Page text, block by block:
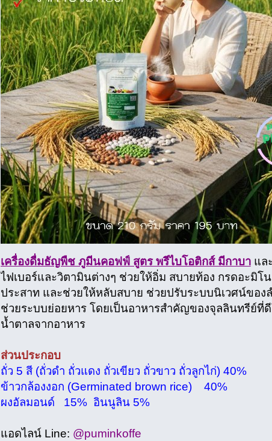
เครื่องดื่มธัญพืช ภูมีนคอฟฟ์ สูตร พรีไบโอติกส์ มีกาบา แล
ไฟเบอร์และวิตามินต่างๆ ช่วยให้อิ่ม สบายท้อง กรดอะมิโ
ประสาท และช่วยให้หลับสบาย ช่วยปรับระบบนิเวศน์ขอ
ช่วยระบบย่อยหาร โดยเป็นอาหารสำคัญของจุลลินทรีย์ที่
น้ำตาลจากอาหาร
ส่วนประกอบ
ถั่ว 5 สี (ถั่วดำ ถั่วแดง ถั่วเขียว ถั่วขาว ถั่วลูกไก่) 40%
ข้าวกล้องงอก (Germinated brown rice) 40%
ผงอัลมอนด์ 15% อินนูลิน 5%
แอดไลน์ Line: @puminkoffe